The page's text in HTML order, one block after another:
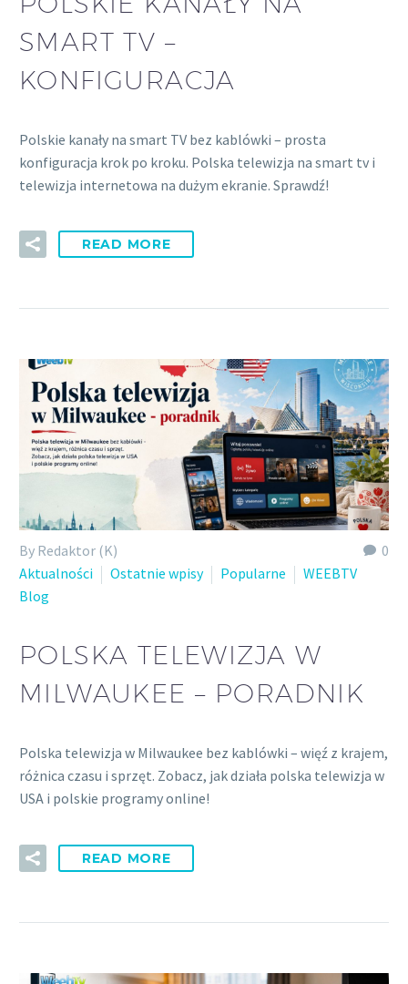
SMART TV –
KONFIGURACJA
Polskie kanały na smart TV bez kablówki – prosta
konfiguracja krok po kroku. Polska telewizja na smart tv i
telewizja internetowa na dużym ekranie. Sprawdź!
READ MORE
0
By Redaktor (K)
Aktualności
Ostatnie wpisy Popularne
WEEBTV
Blog
POLSKA TELEWIZJA W
MILWAUKEE – PORADNIK
Polska telewizja w Milwaukee bez kablówki – więź z krajem,
różnica czasu i sprzęt. Zobacz, jak działa polska telewizja w
USA i polskie programy online!
READ MORE